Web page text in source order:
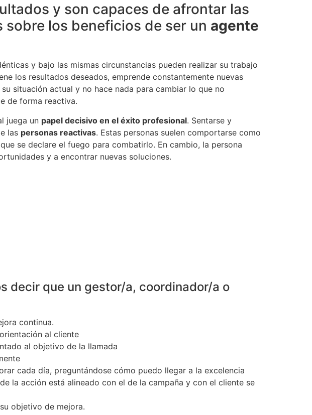
y son capaces de afrontar las
los beneficios de ser un agente
y bajo las mismas circunstancias pueden realizar su trabajo
los resultados deseados, emprende constantemente nuevas
situación actual y no hace nada para cambiar lo que no
de forma reactiva.
juega un papel decisivo en el éxito profesional. Sentarse y
las personas reactivas. Estas personas suelen comportarse como
se declare el fuego para combatirlo. En cambio, la persona
y a encontrar nuevas soluciones.
decir que un gestor/a, coordinador/a o
continua.
al cliente
al objetivo de la llamada
cada día, preguntándose cómo puedo llegar a la excelencia
la acción está alineado con el de la campaña y con el cliente se
objetivo de mejora.